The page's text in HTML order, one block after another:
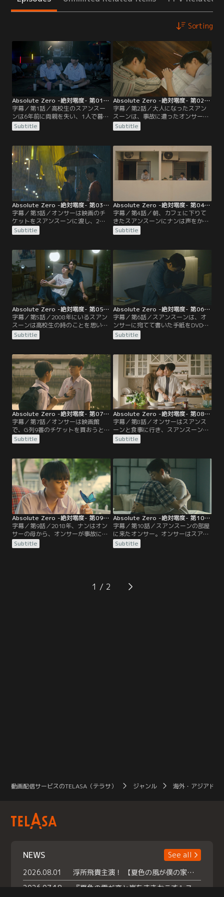
Sorting
Absolute Zero -絶対零度- 第01話／字幕
字幕／第1話／高校生のスアンスー
ンは6年前に両親を失い、1人で暮ら
してきた。ある日、スアンスーンは
隣の部屋に引っ越してきた男と話す
ことに驚く。そんな中、映画館に行
ったスアンスーンは、別の高校に通
うオンサーと出会い、一緒に映画を
見る。スアンスーンが帰宅すると、
隣室の男はすでに姿を消していた。
Subtitle
Absolute Zero -絶対零度- 第02話／字幕
字幕／第2話／大人になったスアン
スーンは、事故に遭ったオンサーが
意識を取り戻すのを病室で待ってい
た。いったん帰宅することにしたス
ンサーの無事を祈るが、タクシーを
降りたあとに、なぜか高校生のオン
サーと出会う。高校生のオンサーは
スアンスーンを怪しいと思いながら
も放っておけず、警察に連れてい
Subtitle
Absolute Zero -絶対零度- 第03話／字幕
字幕／第3話／オンサーは映画のチ
ケットをスアンスーンに渡し、2人
で映画を見に行く約束をするが、ス
アンスーンの気持ちが分からず、友
は、カフェのオーナーのナンに仕事
を教えてもらい、カフェで働くこと
に。ある夜、オンサーはスアンスー
ンの部屋のテレビを修理して、2人
で映画のDVDを鑑賞する。
Subtitle
Absolute Zero -絶対零度- 第04話／字幕
字幕／第4話／朝、カフェに下りて
きたスアンスーンにナンは声をかけ
る。昨日、オンサーとケンカしたの
かと尋ねられたスアンスーンは…？
オンサーを、スアンスーンが迎えに
行く。ナンのカフェから引っ越しす
ることに決めたスアンスーンは新し
い部屋に住み始め、隣の部屋に住む
高校生に話しかける。
Subtitle
Absolute Zero -絶対零度- 第05話／字幕
字幕／第5話／2008年にいるスアン
スーンは高校生の時のことを思い出
しながら、オンサーと一緒に過ごせ
る時間はあとどのくらいかと考え
は、勉強を教えてくれたお礼として
スアンスーンを食事に誘い、感謝の
気持ちを伝える。後日、オンサーは
スアンスーンに“連れていきたい所
がある”と言うが…。
Subtitle
Absolute Zero -絶対零度- 第06話／字幕
字幕／第6話／スアンスーンは、オ
ンサーに宛てて書いた手紙をDVD店
のおじいさんに預ける。後日、隣の
部屋に住む高校生と話したあとに違
シーに乗って、ある場所に向かう。
そんな中、オンサーはスアンスーン
に会うため、アパートやカフェに行
くが、スアンスーンを見つけられず
泣きだしてしまう。
Subtitle
Absolute Zero -絶対零度- 第07話／字幕
字幕／第7話／オンサーは映画館
で、G列9番のチケットを買おうとす
る高校生のスアンスーンに声をかけ
る。オンサーもチケットを買い、ス
上映後、初めて互いに名前を教える
2人。後日、オンサーは1人で映画館
に行ってG列8番のチケットを買う。
そんな中、オンサーが通う高校では
屋外上映会が開かれる。
Subtitle
Absolute Zero -絶対零度- 第08話／字幕
字幕／第8話／オンサーはスアンス
ーンと食事に行き、スアンスーンの
高校卒業後の夢について聞く。後日
オンサーはナンに、引っ越し先は決
かったと話す。そんな中、オンサー
たちの高校卒業を祝うパーティーが
ナンのカフェで開かれ、オンサーた
ちは、離れ離れになるのが寂しいと
言う友人のオームを励ます。
Subtitle
Absolute Zero -絶対零度- 第09話／字幕
字幕／第9話／2018年、ナンはオン
サーの母から、オンサーが事故に遭
ったと聞いてショックを受ける。
2008年、オンサーはポケットに映画
の後、オンサーはナンに、スアンス
ーンという人を知っているかと尋ね
Subtitle
Absolute Zero -絶対零度- 第10話／字幕
字幕／第10話／スアンスーンの部屋
に来たオンサー。オンサーはスアン
スーンに、自分の名前がオンサーで
あることや、事実を教えるには条件
が通う高校では屋外上映会の日を迎
える。一緒に映画を見る人のことを
Subtitle
1
動画配信サービスのTELASA（テラサ） ジャンル 海外・アジアドラ
NEWS
See all
2026.08.01
浮所飛貴主演！ 【夏色の風が僕の家にやってきた】 本日よりテラサで独占配信スタート！
2026.07.18
『夏色の雲が恋と嵐をまきおこす』スペシャルメイキング 【Part1】2026年７月18日（土）23時30分～配信スタート！話題のシーンの裏側を大公開！豪華キャスト大集合！ 『武宮家 真夏の家族会議』開催！